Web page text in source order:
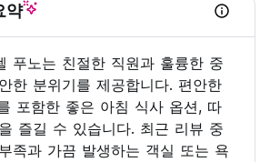
약
푸노는 친절한 직원과 훌륭한 중
한 분위기를 제공합니다. 편안한
포함한 좋은 아침 식사 옵션, 따
즐길 수 있습니다. 최근 리뷰 중
족과 가끔 발생하는 객실 또는 욕